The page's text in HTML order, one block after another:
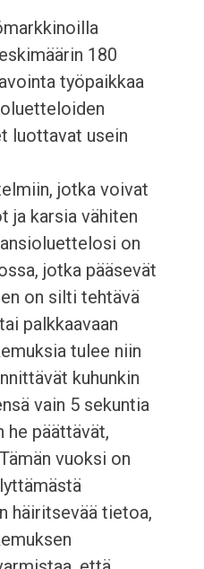
180
työpaikkaa
luottavat usein
jotka voivat
ja karsia vähiten
on
jotka pääsevät
on silti tehtävä
palkkaavaan
tulee niin
kuhunkin
vain 5 sekuntia
he päättävät,
vuoksi on
häiritsevää tietoa,